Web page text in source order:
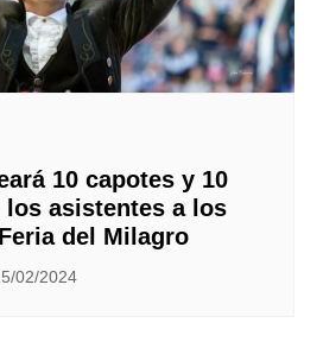
10 capotes y 10
los asistentes a los
del Milagro
02/2024